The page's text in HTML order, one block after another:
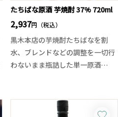
たちばな原酒 芋焼酎 37% 720ml
2,937円（税込）
黒木本店の芋焼酎たちばなを割
水、ブレンドなどの調整を一切行
わないまま瓶詰した単一原酒
酒母は土中に埋めた甕でじっくり
と仕込まれており、原酒ならでは